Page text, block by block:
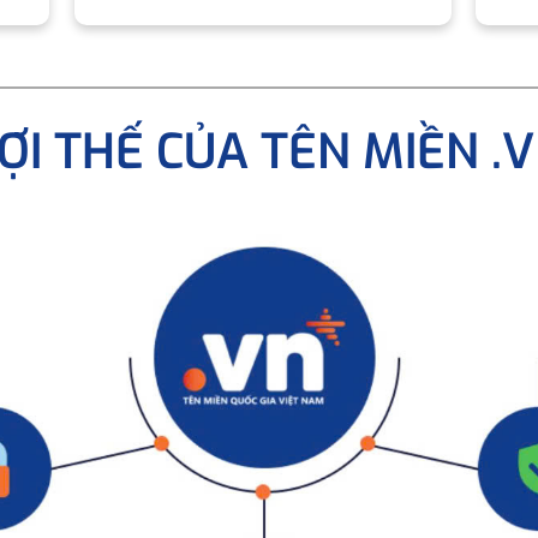
THẾ CỦA TÊN MIỀN